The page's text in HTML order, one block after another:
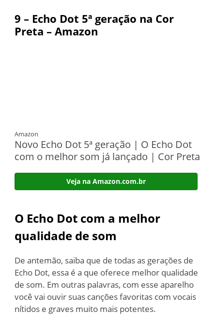
9 – Echo Dot 5ª geração na Cor
Preta – Amazon
Amazon
Novo Echo Dot 5ª geração | O Echo Dot
com o melhor som já lançado | Cor Preta
Veja na Amazon.com.br
O Echo Dot com a melhor
qualidade de som
De antemão, saiba que de todas as gerações de
Echo Dot, essa é a que oferece melhor qualidade
de som. Em outras palavras, com esse aparelho
você vai ouvir suas canções favoritas com vocais
nítidos e graves muito mais potentes.